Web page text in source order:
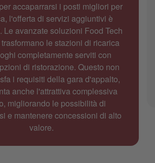
accaparrarsi i posti migliori per
l'offerta di servizi aggiuntivi è
Le avanzate soluzioni Food Tech
le stazioni di ricarica
completamente serviti con
di ristorazione. Questo non
i requisiti della gara d'appalto,
anche l'attrattiva complessiva
migliorando le possibilità di
e mantenere concessioni di alto
valore.